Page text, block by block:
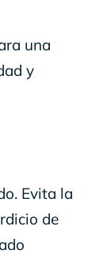
una
y
Evita la
de